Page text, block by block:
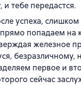
тебе передастся.
успеха,
попадаем на
железное
безразличному,
первое и
сейчас